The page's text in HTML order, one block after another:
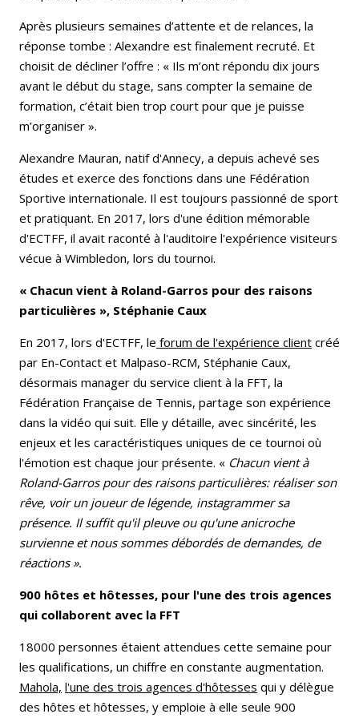
Après plusieurs semaines d’attente et de relances, la
réponse tombe : Alexandre est finalement recruté. Et
choisit de décliner l’offre : « Ils m’ont répondu dix jours
avant le début du stage, sans compter la semaine de
formation, c’était bien trop court pour que je puisse
m’organiser ».
Alexandre Mauran, natif d'Annecy, a depuis achevé ses
études et exerce des fonctions dans une Fédération
Sportive internationale. Il est toujours passionné de sport
et pratiquant. En 2017, lors d'une édition mémorable
d'ECTFF, il avait raconté à l'auditoire l'expérience visiteurs
vécue à Wimbledon, lors du tournoi.
« Chacun vient à Roland-Garros pour des raisons
particulières », Stéphanie Caux
En 2017, lors d'ECTFF, le forum de l'expérience client créé
par En-Contact et Malpaso-RCM, Stéphanie Caux,
désormais manager du service client à la FFT, la
Fédération Française de Tennis, partage son expérience
dans la vidéo qui suit. Elle y détaille, avec sincérité, les
enjeux et les caractéristiques uniques de ce tournoi où
l'émotion est chaque jour présente. « Chacun vient à
Roland-Garros pour des raisons particulières: réaliser son
rêve, voir un joueur de légende, instagrammer sa
présence. Il suffit qu'il pleuve ou qu'une anicroche
survienne et nous sommes débordés de demandes, de
réactions ».
900 hôtes et hôtesses, pour l'une des trois agences
qui collaborent avec la FFT
18000 personnes étaient attendues cette semaine pour
les qualifications, un chiffre en constante augmentation.
Mahola, l'une des trois agences d'hôtesses qui y délègue
des hôtes et hôtesses, y emploie à elle seule 900